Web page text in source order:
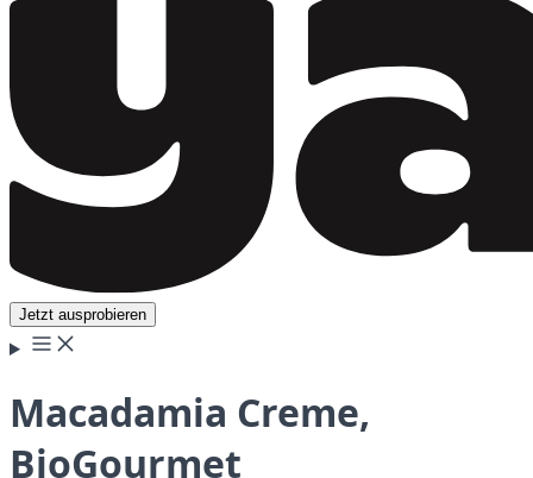
Jetzt ausprobieren
Macadamia Creme,
BioGourmet